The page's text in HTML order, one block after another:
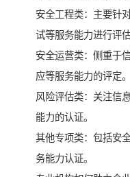
安全工程类：主要针
试等服务能力进行评估
安全运营类：侧重于
应等服务能力的评定。
风险评估类：关注信
能力的认证。
其他专项类：包括安
务能力认证。